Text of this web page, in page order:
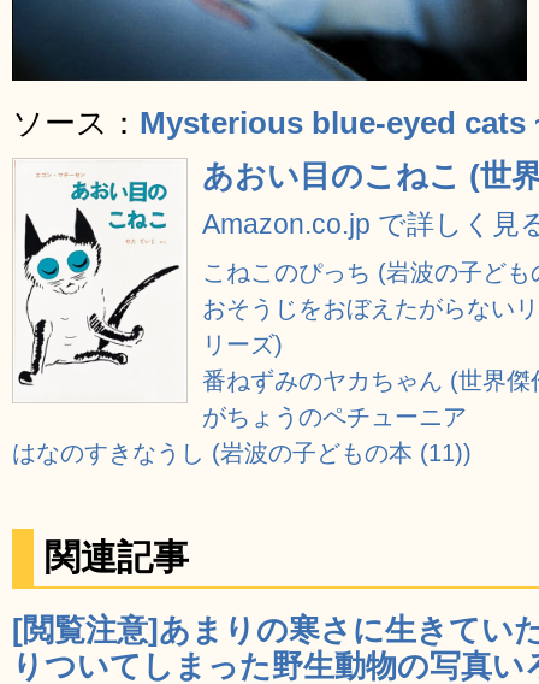
ソース： Mysterious blue-eyed cats
あおい目のこねこ (世
Amazon.co.jp で詳しく見
こねこのぴっち (岩波の子ども
おそうじをおぼえたがらない
リーズ)
番ねずみのヤカちゃん (世界傑
がちょうのペチューニア
はなのすきなうし (岩波の子どもの本 (11))
関連記事
[閲覧注意]あまりの寒さに生きてい
りついてしまった野生動物の写真い